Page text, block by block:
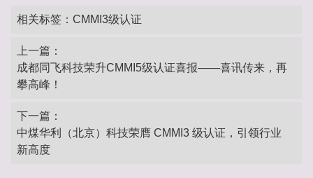
相关标签： CMMI3级认证
上一篇：
成都同飞科技荣升CMMI5级认证喜报‌——喜讯传来，再
攀高峰！‌
下一篇：
中煤华利（北京）科技荣膺 CMMI3 级认证，引领行业
新高度